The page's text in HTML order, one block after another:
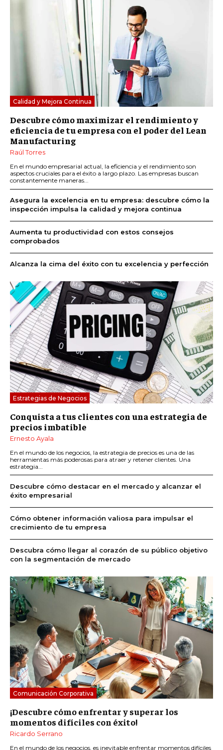
Calidad y Mejora Continua
Descubre cómo maximizar el rendimiento y
eficiencia de tu empresa con el poder del Lean
Manufacturing
Raúl Torres
En el mundo empresarial actual, la eficiencia y el rendimiento son
aspectos cruciales para el éxito a largo plazo. Las empresas buscan
constantemente maneras...
Asegura la excelencia en tu empresa: descubre cómo la
inspección impulsa la calidad y mejora continua
Aumenta tu productividad con estos consejos
comprobados
Alcanza la cima del éxito con tu excelencia y perfección
Estrategias de Negocios
Conquista a tus clientes con una estrategia de
precios imbatible
Ernesto Ayala
En el mundo de los negocios, la estrategia de precios es una de las
herramientas más poderosas para atraer y retener clientes. Una
estrategia...
Descubre cómo destacar en el mercado y alcanzar el
éxito empresarial
Cómo obtener información valiosa para impulsar el
crecimiento de tu empresa
Descubra cómo llegar al corazón de su público objetivo
con la segmentación de mercado
Comunicación Corporativa
¡Descubre cómo enfrentar y superar los
momentos difíciles con éxito!
Ricardo Serrano
En el mundo de los negocios, es inevitable enfrentar momentos difíciles